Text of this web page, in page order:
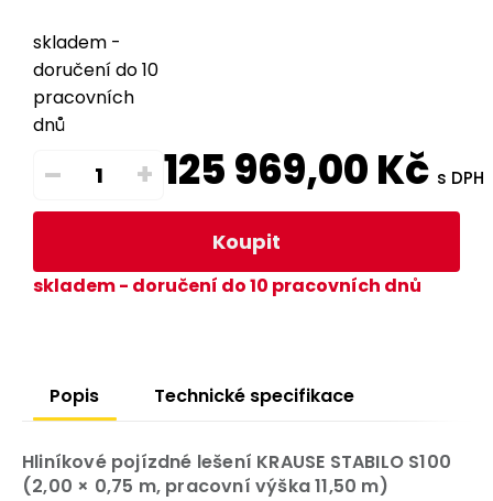
skladem -
doručení do 10
pracovních
dnů
– + 125 969,00Kč s DPH
Koupit
skladem - doručení do 10 pracovních dnů
Popis Technické specifikace
Hliníkové pojízdné lešení KRAUSE STABILO S100
(2,00 × 0,75 m, pracovní výška 11,50 m)